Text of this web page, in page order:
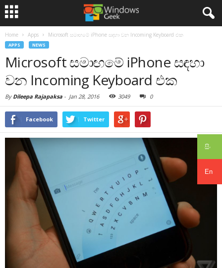
සිං
En
Home Apps Microsoft සමාඟමේ iPhone සඳහා වන Incoming Keyboard එක
APPS NEWS
Microsoft සමාඟමේ iPhone සඳහා
වන Incoming Keyboard එක
By Dileepa Rajapaksa - Jan 28, 2016 3049 0
Facebook Twitter